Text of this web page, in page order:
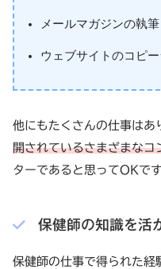
メールマガジンの執筆
ウェブサイトのコピ
他にもたくさんの仕事はあ
開されているさまざまなコ
ターであると思ってOKです
保健師の知識を活
保健師の仕事で得られた